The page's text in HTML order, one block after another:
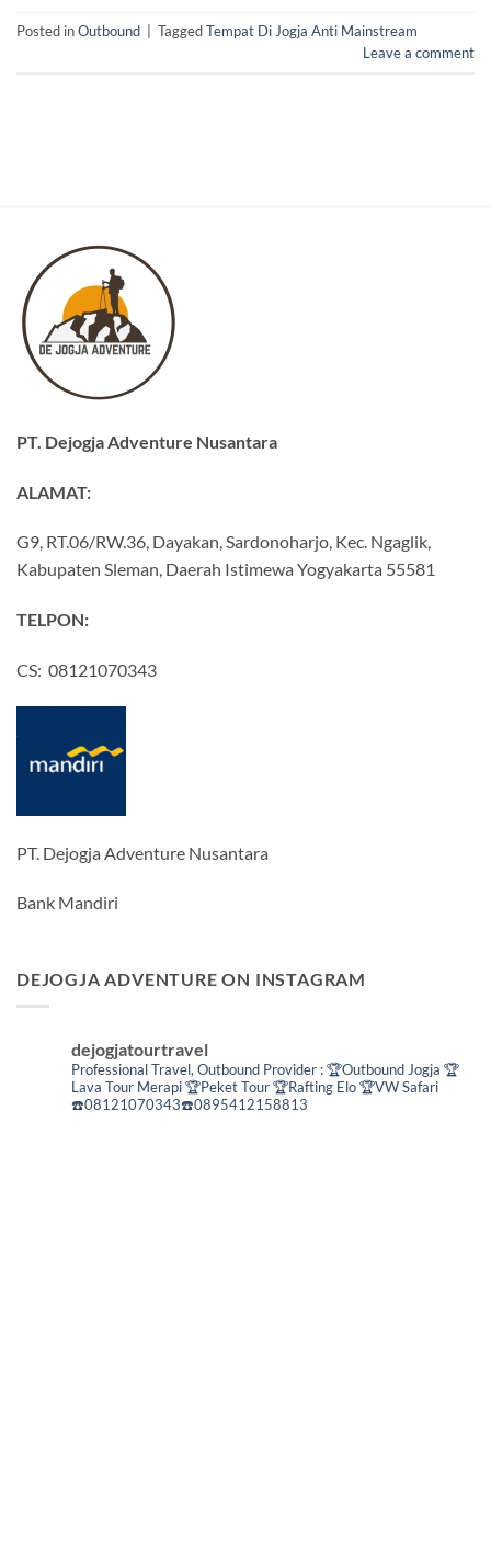
Posted inOutbound TaggedTempat Di Jogja Anti Mainstream
Leave a comment
PT. Dejogja Adventure Nusantara
ALAMAT:
G9, RT.06/RW.36, Dayakan, Sardonoharjo, Kec. Ngaglik,
Kabupaten Sleman, Daerah Istimewa Yogyakarta 55581
TELPON:
CS: 08121070343
PT. Dejogja Adventure Nusantara
Bank Mandiri
DEJOGJA ADVENTURE ON INSTAGRAM
dejogjatourtravel
Professional Travel, Outbound Provider :🏆Outbound Jogja 🏆
Lava Tour Merapi🏆Peket Tour🏆Rafting Elo🏆VW Safari
☎️08121070343☎️0895412158813